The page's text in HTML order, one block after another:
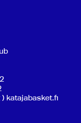
katajabasket.fi